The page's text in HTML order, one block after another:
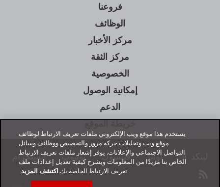
فروعنا
الوظائف
مركز الأخبار
مركز الثقة
الخصوصية
إمكانية الوصول
الدعم
خريطة الموقع
لينكد إن تويتر فتح في علامة تبويب جديدة فيسبوك فتح في علامة تبويب جديدة يوتيوب فتح في علامة تبويب جديدة إنستجرام
يستخدم هذا موقع ويب الإلكتروني ملفات تعريف الارتباط لوظائف
موقع ويب وتحليلات حركة مرور والتخصيص ووظائف وسائل
التواصل الاجتماعي والإعلانات. يوفر إشعار ملفات تعريف الارتباط
الخاص بنا مزيدًا من المعلومات ويشرح كيفية تعديل إعدادات ملف
تعريف الارتباط الخاصة بك.اكتشف المزيد